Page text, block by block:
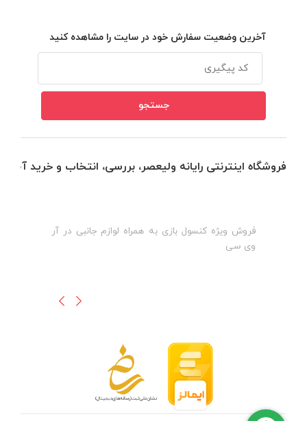
آخرین وضعیت سفارش خود در سایت را مشاهده کنید
فروشگاه اینترنتی رایانه ولیعصر، بررسی، انتخاب و خرید
فروش ویژه کنسول بازی به همراه لوازم جانبی در آر
وی سی